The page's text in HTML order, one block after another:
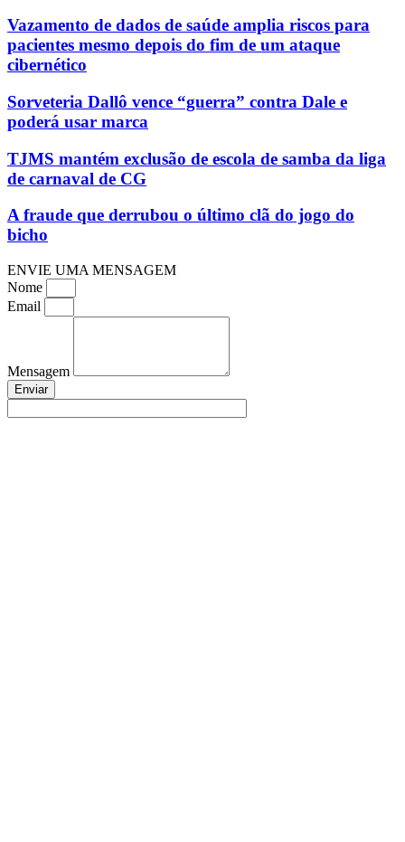
Vazamento de dados de saúde amplia riscos para
pacientes mesmo depois do fim de um ataque
cibernético
Sorveteria Dallô vence “guerra” contra Dale e
poderá usar marca
TJMS mantém exclusão de escola de samba da liga
de carnaval de CG
A fraude que derrubou o último clã do jogo do
bicho
ENVIE UMA MENSAGEM
Nome
Email
Mensagem
Enviar